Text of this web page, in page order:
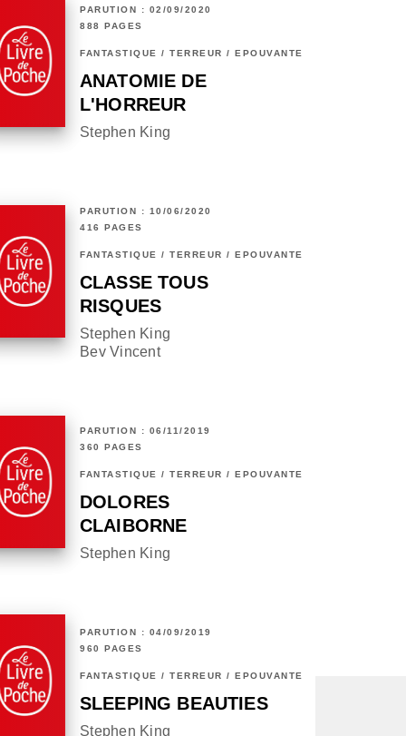
PARUTION : 02/09/2020
888 PAGES
FANTASTIQUE / TERREUR / EPOUVANTE
ANATOMIE DE
L'HORREUR
Stephen King
PARUTION : 10/06/2020
416 PAGES
FANTASTIQUE / TERREUR / EPOUVANTE
CLASSE TOUS
RISQUES
Stephen King
Bev Vincent
PARUTION : 06/11/2019
360 PAGES
FANTASTIQUE / TERREUR / EPOUVANTE
DOLORES
CLAIBORNE
Stephen King
PARUTION : 04/09/2019
960 PAGES
FANTASTIQUE / TERREUR / EPOUVANTE
SLEEPING BEAUTIES
Stephen King